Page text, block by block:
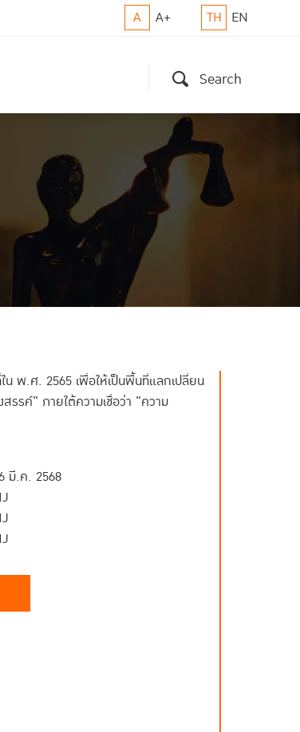
A A+ TH EN
Search
น พ.ศ. 2565 เพื่อให้เป็นพื้นที่แลกเปลี่ยน
รรค์" ภายใต้ความเชื่อว่า "ความ
มี.ค. 2568